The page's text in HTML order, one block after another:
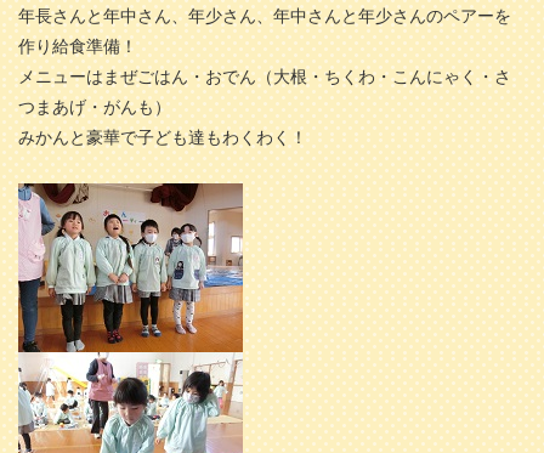
年長さんと年中さん、年少さん、年中さんと年少さんのペアーを
作り給食準備！
メニューはまぜごはん・おでん（大根・ちくわ・こんにゃく・さ
つまあげ・がんも）
みかんと豪華で子ども達もわくわく！